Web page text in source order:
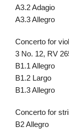
A3.2 Adagio
A3.3 Allegro
Concerto for
3 No. 12, RV
B1.1 Allegro
B1.2 Largo
B1.3 Allegro
Concerto for
B2 Allegro